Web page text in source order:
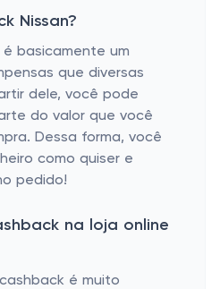
Nissan?
basicamente um
que diversas
dele, você pode
do valor que você
Dessa forma, você
como quiser e
pedido!
na loja online
é muito